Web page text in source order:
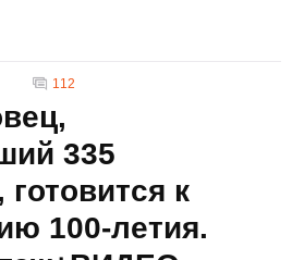
112
335
к
100-летия.